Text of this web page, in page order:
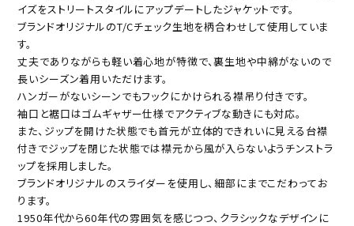
イズをストリートスタイルにアップデートしたジャケットです。
ブランドオリジナルのT/Cチェック生地を柄合わせして使用していま
す。
丈夫でありながらも軽い着心地が特徴で、裏生地や中綿がないので
長いシーズン着用いただけます。
ハンガーがないシーンでもフックにかけられる襟吊り付きです。
袖口と裾口はゴムギャザー仕様でアクティブな動きにも対応。
また、ジップを開けた状態でも首元が立体的できれいに見える台襟
付きでジップを閉じた状態では襟元から風が入らないようチンストラ
ップを採用しました。
ブランドオリジナルのスライダーを使用し、細部にまでこだわってお
ります。
1950年代から60年代の雰囲気を感じつつ、クラシックなデザインに